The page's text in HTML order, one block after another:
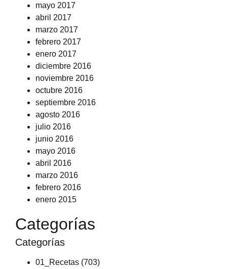
mayo 2017
abril 2017
marzo 2017
febrero 2017
enero 2017
diciembre 2016
noviembre 2016
octubre 2016
septiembre 2016
agosto 2016
julio 2016
junio 2016
mayo 2016
abril 2016
marzo 2016
febrero 2016
enero 2015
Categorías
Categorías
01_Recetas (703)